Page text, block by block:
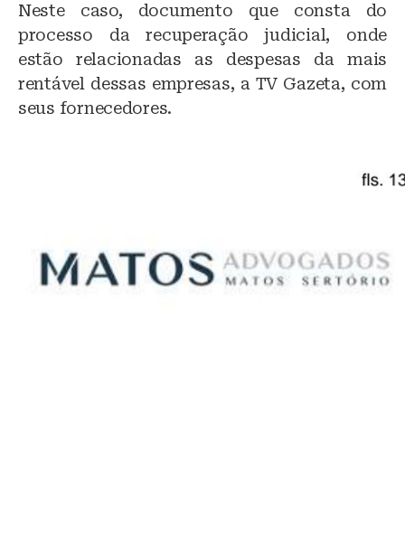
Neste caso, documento que consta do
processo da recuperação judicial, onde
estão relacionadas as despesas da mais
rentável dessas empresas, a TV Gazeta, com
seus fornecedores.